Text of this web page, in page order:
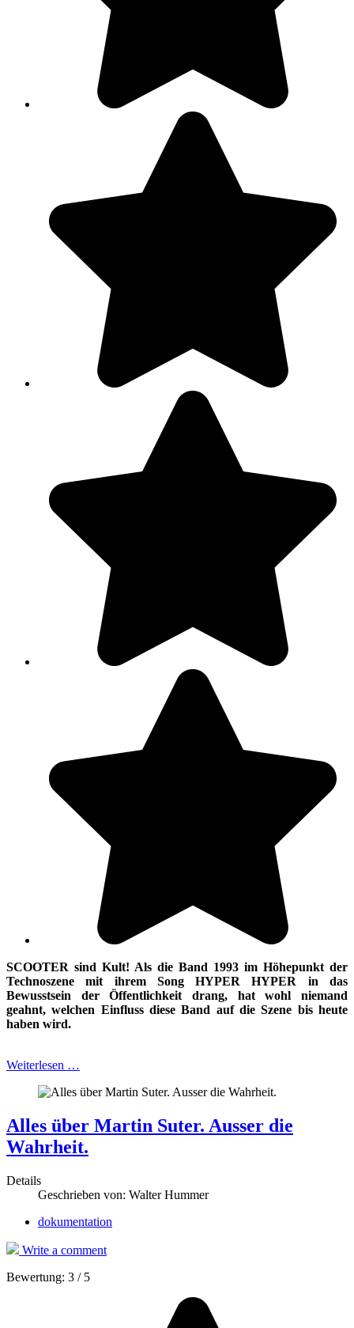
SCOOTER sind Kult! Als die Band 1993 im Höhepunkt der
Technoszene
mit ihrem Song HYPER HYPER in das
Bewusstsein der Öffentlichkeit drang, hat wohl niemand
geahnt, welchen Einfluss diese Band auf die Szene bis heute
haben wird.
Weiterlesen …
Alles über Martin Suter. Ausser die
Wahrheit.
Details
Geschrieben von: Walter Hummer
dokumentation
Write a comment
Bewertung: 3 / 5